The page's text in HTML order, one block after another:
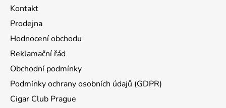
Kontakt
Prodejna
Hodnocení obchodu
Reklamační řád
Obchodní podmínky
Podmínky ochrany osobních údajů (GDPR)
Cigar Club Prague